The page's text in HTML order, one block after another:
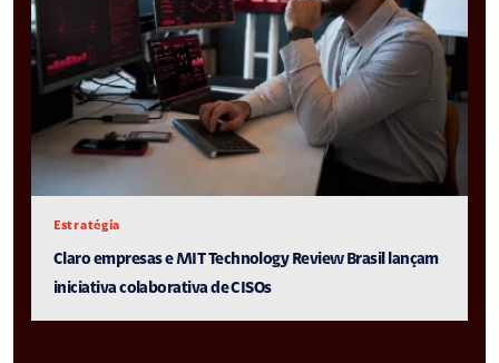
Estratégia
Claro empresas e MIT Technology Review Brasil lançam
iniciativa colaborativa de CISOs